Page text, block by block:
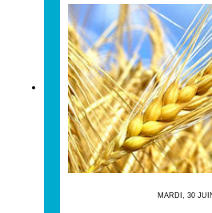
MARDI, 30